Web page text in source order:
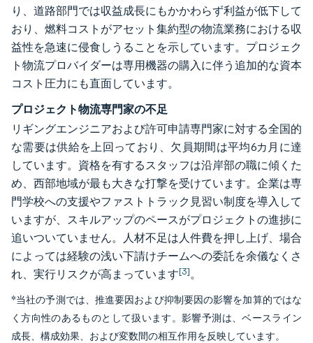
り、道路部門では収益成長にもかかわらず利益が低下して
おり、燃料コストがアセット集約型の物流業務における収
益性を急速に侵食しうることを示しています。プロジェク
ト物流プロバイダーは専用機器の購入に伴う追加的な資本
コスト圧力にも直面しています。
プロジェクト物流専門家の不足
リギングエンジニアおよび許可申請専門家に対する全国的
な需要は供給を上回っており、欠員期間は平均6カ月に達
しています。資格を有するスタッフは沿岸部の職に傾くた
め、西部地域が最も大きな打撃を受けています。企業は専
門学校への支援やファストトラック見習い制度を導入して
いますが、スキルアップのペースがプロジェクトの進捗に
追いついていません。人材不足は人件費を押し上げ、場合
によっては経験の浅い下請けチームへの委託を余儀なくさ
れ、実行リスクが高まっています[3]。
*当社の予測では、推進要因および抑制要因の影響を加算的ではな
く方向性のあるものとして扱います。影響予測は、ベースライン
成長、構成効果、および変数間の相互作用を反映しています。